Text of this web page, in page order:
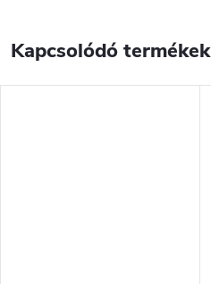
Kapcsolódó termékek